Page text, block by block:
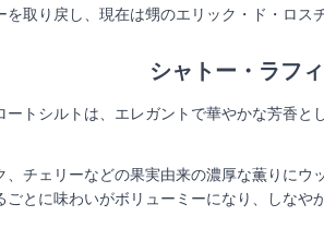
を取り戻し、現在は甥のエリック・ド・ロ
シャトー・ラフ
ートシルトは、エレガントで華やかな芳香
、チェリーなどの果実由来の濃厚な薫りに
ごとに味わいがボリューミーになり、しな